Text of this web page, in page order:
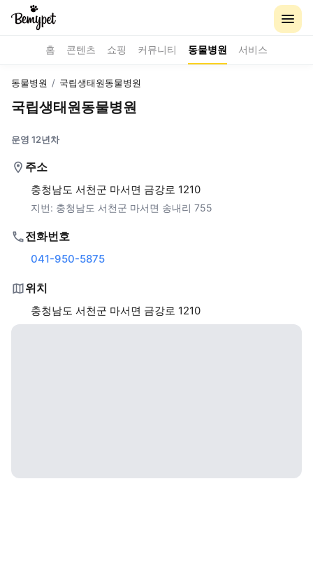
홈 콘텐츠 쇼핑 커뮤니티 동물병원 서비스
동물병원 / 국립생태원동물병원
국립생태원동물병원
운영 12년차
주소
충청남도 서천군 마서면 금강로 1210
지번: 충청남도 서천군 마서면 송내리 755
전화번호
041-950-5875
위치
충청남도 서천군 마서면 금강로 1210